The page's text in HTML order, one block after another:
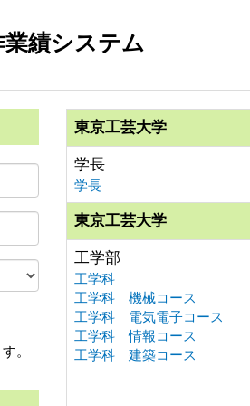
績システム
。
東京工芸大学
学長
学長
東京工芸大学
工学部
工学科
工学科 機械コース
工学科 電気電子コース
工学科 情報コース
工学科 建築コース